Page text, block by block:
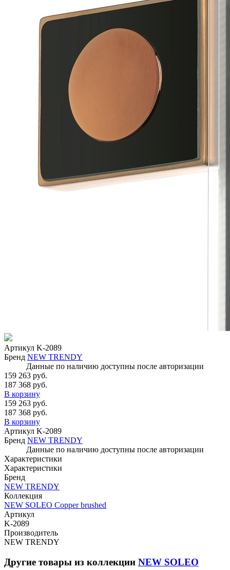
Артикул K-2089
Бренд NEW TRENDY
Данные по наличию доступны после авторизации
159 263 руб.
187 368 руб.
В корзину
159 263 руб.
187 368 руб.
В корзину
Артикул K-2089
Бренд NEW TRENDY
Данные по наличию доступны после авторизации
Характеристики
Характеристики
Бренд
NEW TRENDY
Коллекция
NEW SOLEO Copper brushed
Артикул
K-2089
Производитель
NEW TRENDY
Другие товары из коллекции NEW SOLEO